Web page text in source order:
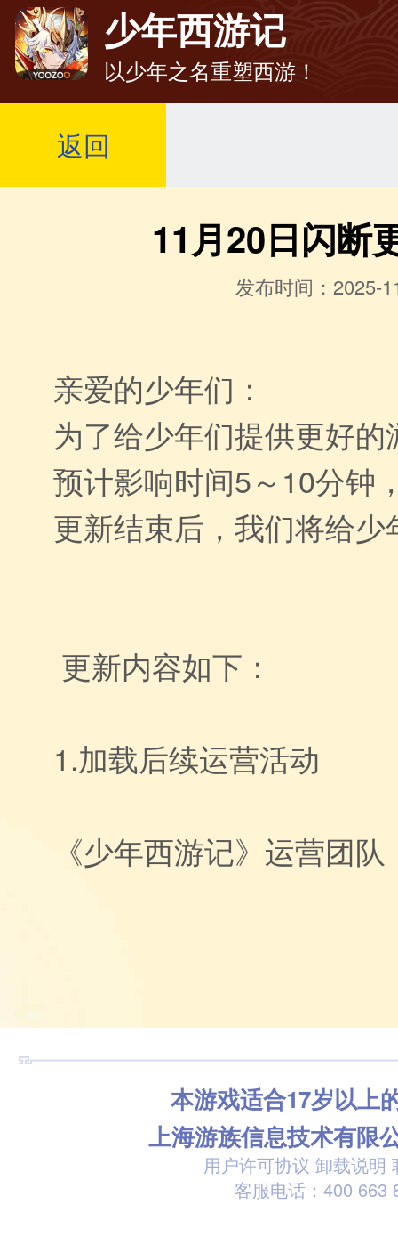
少年西游记
以少年之名重塑西游！
返回
11月20日闪断
发布时间：2025-
亲爱的少年们：
为了给少年们提供更好
预计影响时间5～10分钟
更新结束后，我们将给
更新内容如下：
1.加载后续运营活动
《少年西游记》运营团队
本游戏适合17岁以上
上海游族信息技术有限
用户许可协议 卸载说明
客服电话：400 663